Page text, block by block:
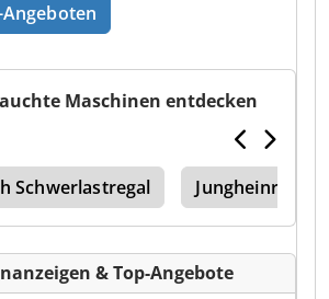
Maschinen entdecken
Schwerlastregal Jungheinrich
& Top-Angebote